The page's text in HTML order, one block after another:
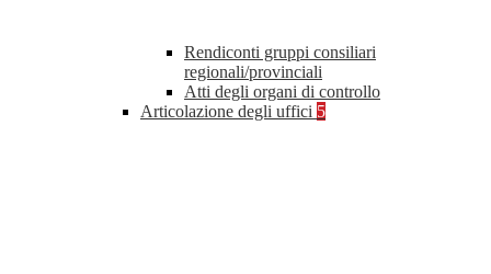
Rendiconti gruppi consiliari
regionali/provinciali
Atti degli organi di controllo
Articolazione degli uffici 5